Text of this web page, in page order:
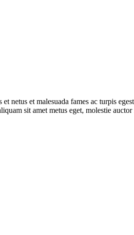
netus et malesuada fames ac turpis
sit amet metus eget, molestie auctor